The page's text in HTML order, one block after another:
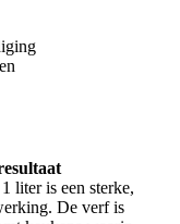
liter is een sterke,
De verf is